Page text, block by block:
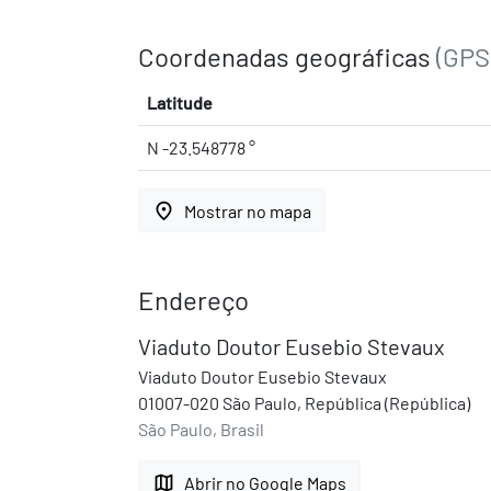
Coordenadas geográficas
Latitude
N -23.548778 °
place Mostrar no mapa
Endereço
Viaduto Doutor Eusebio Stevaux
Viaduto Doutor Eusebio Stevaux
01007-020 São Paulo, República (República)
São Paulo, Brasil
map Abrir no Google Maps